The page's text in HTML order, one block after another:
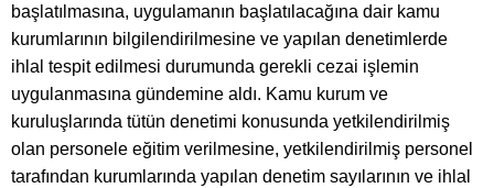
başlatılmasına, uygulamanın başlatılacağına dair kamu
kurumlarının bilgilendirilmesine ve yapılan denetimlerde
ihlal tespit edilmesi durumunda gerekli cezai işlemin
uygulanmasına gündemine aldı. Kamu kurum ve
kuruluşlarında tütün denetimi konusunda yetkilendirilmiş
olan personele eğitim verilmesine, yetkilendirilmiş personel
tarafından kurumlarında yapılan denetim sayılarının ve ihlal